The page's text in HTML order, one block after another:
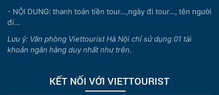
- NỘI DUNG: thanh toán tiền tour...,ngày đi tour..., tên người
đi...
Lưu ý: Văn phòng Viettourist Hà Nội chỉ sử dụng 01 tài
khoản ngân hàng duy nhất như trên.
KẾT NỐI VỚI VIETTOURIST